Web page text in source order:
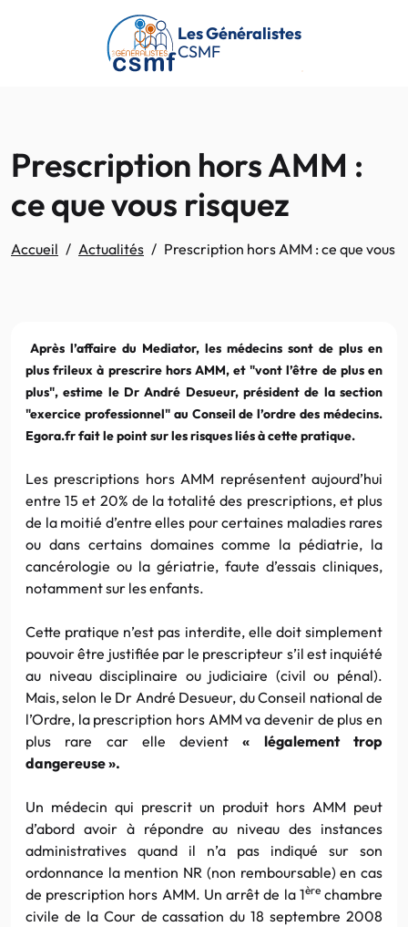
Passer au contenu principal
Les Généralistes
CSMF
Prescription hors AMM :
ce que vous risquez
Accueil Actualités Prescription hors AMM : ce que vous
Après l’affaire du Mediator, les médecins sont de plus en
plus frileux à prescrire hors AMM, et "vont l’être de plus en
plus", estime le Dr André Desueur, président de la section
"exercice professionnel" au Conseil de l’ordre des médecins.
Egora.fr fait le point sur les risques liés à cette pratique.
Les prescriptions hors AMM représentent aujourd’hui
entre 15 et 20% de la totalité des prescriptions, et plus
de la moitié d’entre elles pour certaines maladies rares
ou dans certains domaines comme la pédiatrie, la
cancérologie ou la gériatrie, faute d’essais cliniques,
notamment sur les enfants.
Cette pratique n’est pas interdite, elle doit simplement
pouvoir être justifiée par le prescripteur s’il est inquiété
au niveau disciplinaire ou judiciaire (civil ou pénal).
Mais, selon le Dr André Desueur, du Conseil national de
l’Ordre, la prescription hors AMM va devenir de plus en
plus rare car elle devient« légalement trop
dangereuse ».
Un médecin qui prescrit un produit hors AMM peut
d’abord avoir à répondre au niveau des instances
administratives quand il n’a pas indiqué sur son
ordonnance la mention NR (non remboursable) en cas
de prescription hors AMM. Un arrêt de la 1èrechambre
civile de la Cour de cassation du 18 septembre 2008